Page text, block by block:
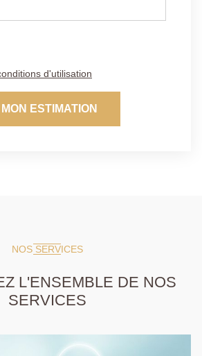
d'utilisation
ESTIMATION
NOS SERVICES
L'ENSEMBLE DE NOS
SERVICES